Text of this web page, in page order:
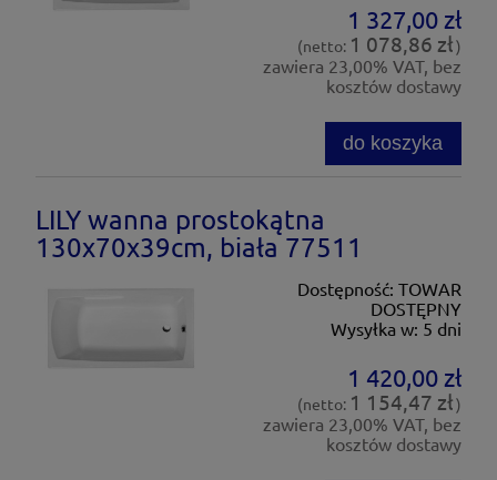
1 327,00 zł
(netto: 1 078,86 zł)
zawiera 23,00% VAT, bez
kosztów dostawy
do koszyka
LILY wanna prostokątna
130x70x39cm, biała 77511
Dostępność: TOWAR
DOSTĘPNY
Wysyłka w: 5 dni
1 420,00 zł
(netto: 1 154,47 zł)
zawiera 23,00% VAT, bez
kosztów dostawy